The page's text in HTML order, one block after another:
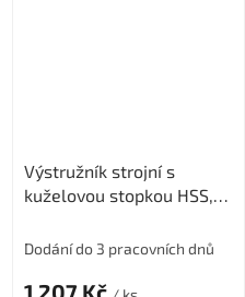
Výstružník strojní s
kuželovou stopkou HSS,
Dodání do 3 pracovních dnů
1 207 Kč